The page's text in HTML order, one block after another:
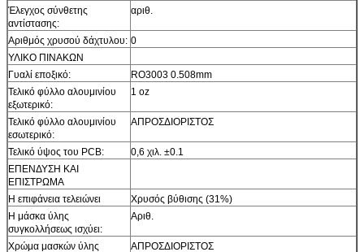
Έλεγχος σύνθετης
αντίστασης:
αριθ.
Αριθμός χρυσού δάχτυλου: 0
ΥΛΙΚΟ ΠΙΝΑΚΩΝ
Γυαλί εποξικό:
RO3003 0.508mm
Τελικό φύλλο αλουμινίου
εξωτερικό:
1 oz
Τελικό φύλλο αλουμινίου
εσωτερικό:
ΑΠΡΟΣΔΙΟΡΙΣΤΟΣ
Τελικό ύψος του PCB:
0,6 χιλ. ±0.1
ΕΠΕΝΔΥΣΗ ΚΑΙ
ΕΠΙΣΤΡΩΜΑ
Η επιφάνεια τελειώνει
Χρυσός βύθισης (31%)
Η μάσκα ύλης
συγκολλήσεως ισχύει:
Αριθ.
Χρώμα μασκών ύλης
ΑΠΡΟΣΔΙΟΡΙΣΤΟΣ